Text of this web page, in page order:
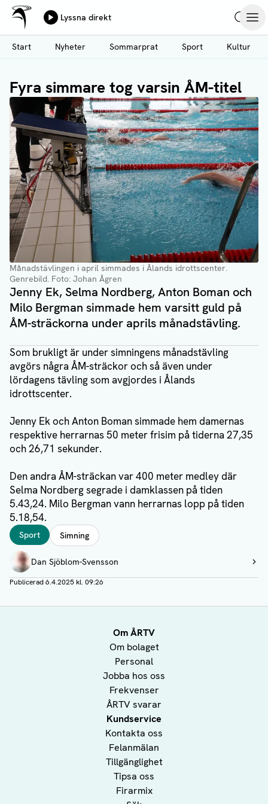
Hoppa
till
huvudinnehåll
Ålands Radio & TV
Lyssna direkt
Start
Nyheter Sommarprat Sport Kultur
Fyra simmare tog varsin ÅM-titel
Månadstävlingen i april simmades i Ålands idrottscenter.
Genrebild. Foto: Johan Ågren
Jenny Ek, Selma Nordberg, Anton Boman och
Milo Bergman simmade hem varsitt guld på
ÅM-sträckorna under aprils månadstävling.
Som brukligt är under simningens månadstävling
avgörs några ÅM-sträckor och så även under
lördagens tävling som avgjordes i Ålands
idrottscenter.
Jenny Ek och Anton Boman simmade hem damernas
respektive herrarnas 50 meter frisim på tiderna 27,35
och 26,71 sekunder.
Den andra ÅM-sträckan var 400 meter medley där
Selma Nordberg segrade i damklassen på tiden
5.43,24. Milo Bergman vann herrarnas lopp på tiden
5.18,54.
Taggar
Sport Simning
Författare
Dan Sjöblom-Svensson
Visa profil
Publicerad6.4.2025 kl. 09:26
Om ÅRTV
Om bolaget
Personal
Jobba hos oss
Frekvenser
ÅRTV svarar
Kundservice
Kontakta oss
Felanmälan
Tillgänglighet
Tipsa oss
Firarmix